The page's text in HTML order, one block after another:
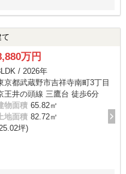
万円
/ 2026年
京都武蔵野市吉祥寺南町3丁目
王井の頭線 三鷹台 徒歩6分
物面積 65.82㎡
地面積 82.72㎡
坪)